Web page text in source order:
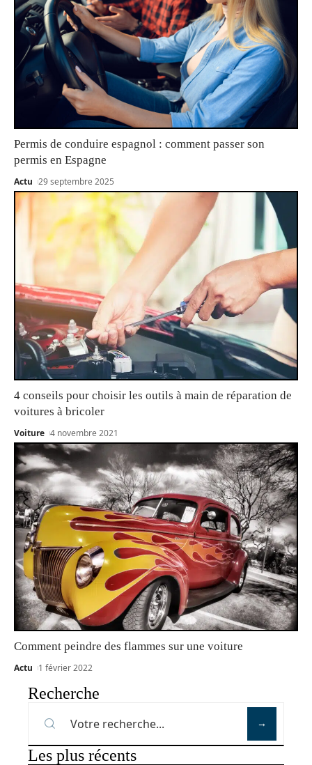
Permis de conduire espagnol : comment passer son
permis en Espagne
Actu 29 septembre 2025
4 conseils pour choisir les outils à main de réparation de
voitures à bricoler
Voiture 4 novembre 2021
Comment peindre des flammes sur une voiture
Actu 1 février 2022
Recherche
Les plus récents